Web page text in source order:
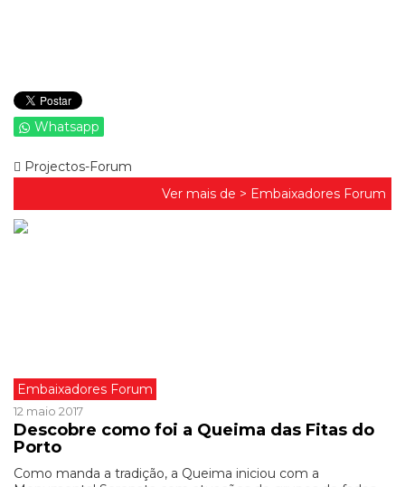
Whatsapp
Projectos-Forum
Ver mais de > Embaixadores Forum
Embaixadores Forum
12 maio 2017
Descobre como foi a Queima das Fitas do
Porto
Como manda a tradição, a Queima iniciou com a